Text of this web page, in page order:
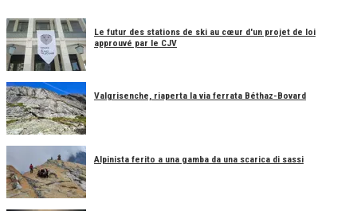
Le futur des stations de ski au cœur d'un projet de loi
approuvé par le CJV
Valgrisenche, riaperta la via ferrata Béthaz-Bovard
Alpinista ferito a una gamba da una scarica di sassi